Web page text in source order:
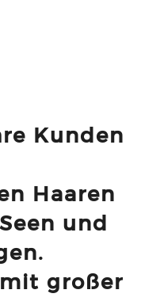
Kunden
Haaren
und
großer